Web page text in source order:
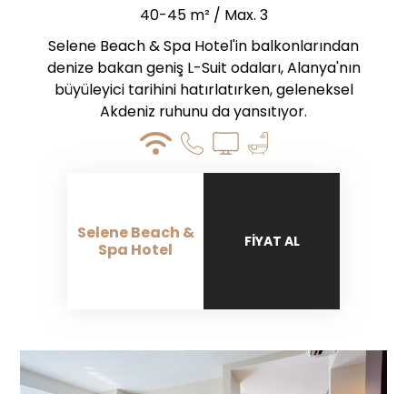
40-45 m² / Max. 3
Selene Beach & Spa Hotel'in balkonlarından
denize bakan geniş L-Suit odaları, Alanya'nın
büyüleyici tarihini hatırlatırken, geleneksel
Akdeniz ruhunu da yansıtıyor.
Selene Beach &
Spa Hotel
FIYAT AL